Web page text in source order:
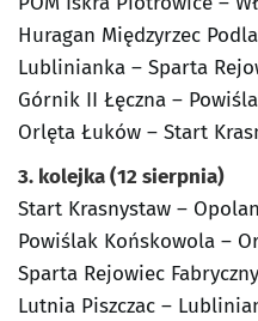
Huragan Międzyrzec
Lublinianka – Sparta
Górnik II Łęczna –
Orlęta Łuków – Start
3. kolejka (12 sierpnia)
Start Krasnystaw –
Powiślak Końskowola –
Sparta Rejowiec
Lutnia Piszczac –